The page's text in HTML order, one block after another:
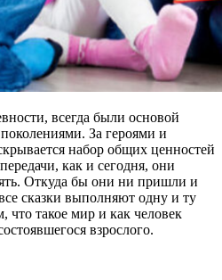
всегда были основой
За героями и
набор общих ценностей
как и сегодня, они
Откуда бы они ни пришли и
сказки выполняют одну и ту
такое мир и как человек
взрослого.